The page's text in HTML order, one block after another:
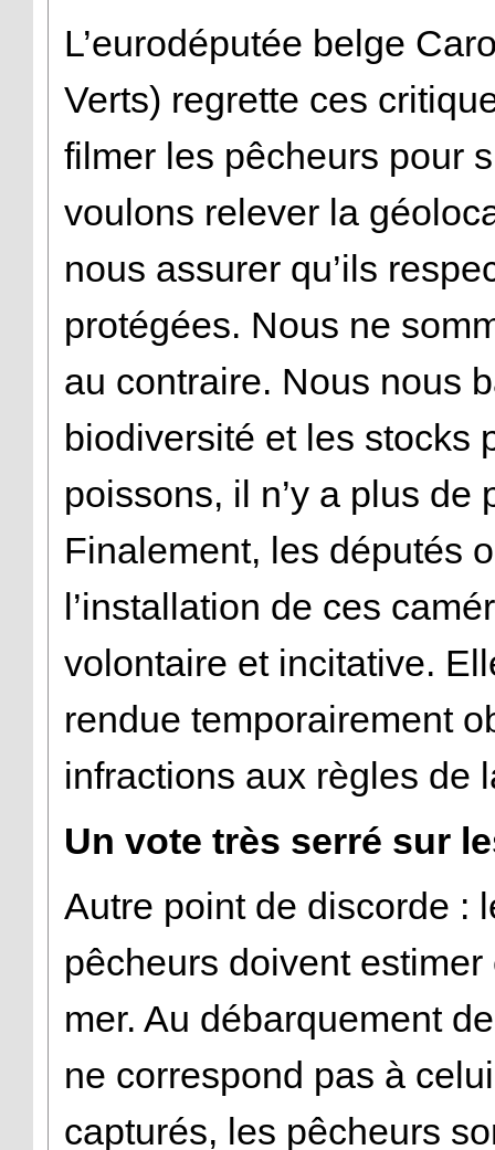
L’eurodéputée belge
Verts) regrette ces
filmer les pêcheurs pour
voulons relever la
nous assurer qu’ils
protégées. Nous ne
au contraire. Nous nous
biodiversité et les stocks
poissons, il n’y a plus de
Finalement, les députés
l’installation de ces
volontaire et incitative.
rendue temporairement
infractions aux règles de
Un vote très serré sur
Autre point de discorde :
pêcheurs doivent
mer. Au débarquement
ne correspond pas à
capturés, les pêcheurs